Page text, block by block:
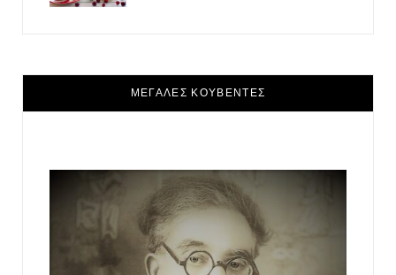
ΜΕΓΑΛΕΣ ΚΟΥΒΕΝΤΕΣ